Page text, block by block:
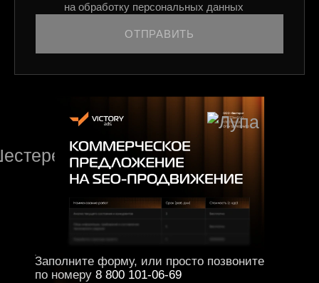
ОТПРАВИТЬ
на обработку персональных данных
Заполните форму, или просто позвоните
по номеру 8 800 101-06-69